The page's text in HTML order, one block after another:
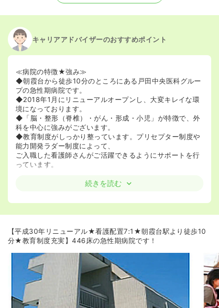
キャリアアドバイザーのおすすめポイント
≪病院の特徴★強み≫
◆朝霞台から徒歩10分のところにある戸田中央医科グルー
プの急性期病院です。
◆2018年1月にリニューアルオープンし、大変キレイな環
境になっております。
◆「脳・整形（脊椎）・がん・形成・小児」が特徴で、外
科を中心に強みがございます。
◆教育制度がしっかり整っています。プリセプター制度や
能力開発ラダー制度によって、
ご入職した看護師さんがご活躍できるようにサポートを行
っています。
≪最新設備★脳外を学びたい方にはオススメ≫
完備☆世界で8台しかないそうです。
◆脳神経外科の勉強をしたい方にもおすすめです。
がんについては、主に胃がんや大腸がん、乳がん、肺が
ん、肝臓がんなどの治療に取り組んでおります。
緩和ケアにも専門部門をつくったことでそれぞれの患者さ
んの病状や希望に合ったがん診療ができる体制を整えてい
ます。
認定看護師、国際救急援助隊に登録している看護師も多数
続きを読む
【平成30年リニューアル★看護配置7:1★朝霞台駅より徒歩10
分★教育制度充実】446床の急性期病院です！